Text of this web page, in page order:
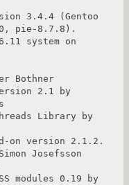
3.4.4 (Gentoo
pie-8.7.8).
system on